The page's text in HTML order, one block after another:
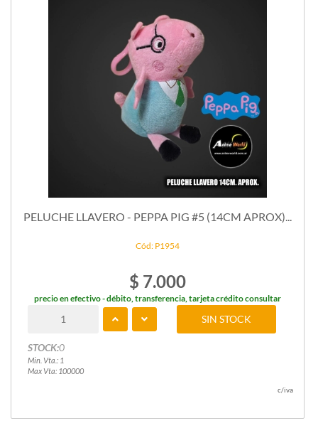
PELUCHE LLAVERO - PEPPA PIG #5 (14CM APROX)...
Cód: P1954
$ 7.000
precio en efectivo - débito, transferencia, tarjeta crédito consultar
STOCK:0
Min. Vta.: 1
Max Vta: 100000
SIN STOCK
c/iva